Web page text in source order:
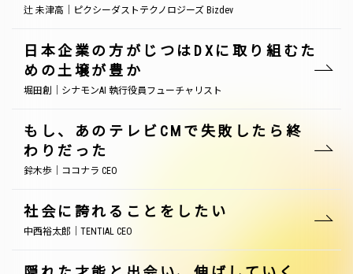
辻 未津高｜ピクシーダストテクノロジーズ Bizdev
日本企業の方がじつはDXに取り組むた
めの土壌が豊か
堀田創｜シナモンAI 執行役員フューチャリスト
もし、あのテレビCMで失敗したら終
わりだった
鈴木歩｜ココナラ CEO
社会に誇れることをしたい
中西裕太郎｜TENTIAL CEO